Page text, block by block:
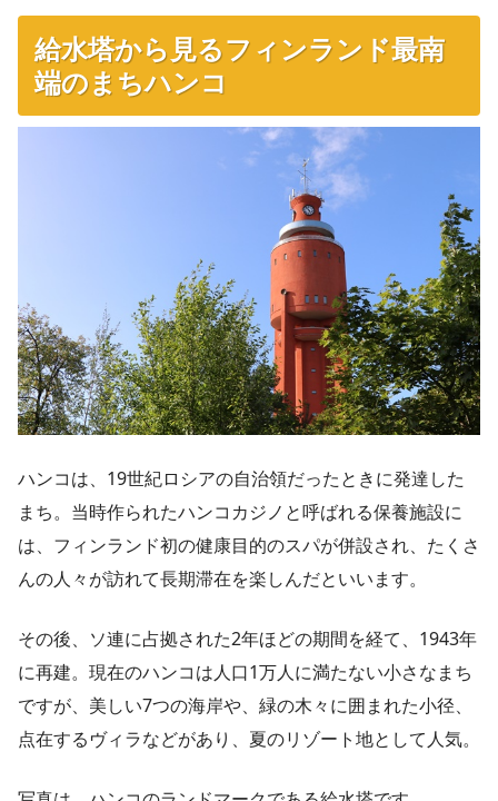
給水塔から見るフィンランド最南
端のまちハンコ
ハンコは、19世紀ロシアの自治領だったときに発達した
まち。当時作られたハンコカジノと呼ばれる保養施設に
は、フィンランド初の健康目的のスパが併設され、たくさ
んの人々が訪れて長期滞在を楽しんだといいます。
その後、ソ連に占拠された2年ほどの期間を経て、1943年
に再建。現在のハンコは人口1万人に満たない小さなまち
ですが、美しい7つの海岸や、緑の木々に囲まれた小径、
点在するヴィラなどがあり、夏のリゾート地として人気。